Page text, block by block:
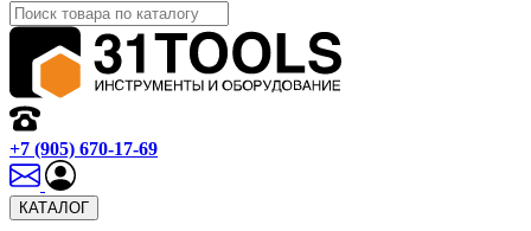
+7 (905) 670-17-69
КАТАЛОГ